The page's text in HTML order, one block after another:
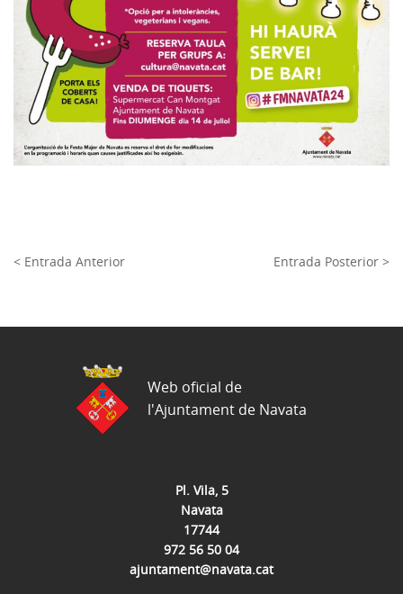
< Entrada Anterior Entrada Posterior >
Pl. Vila, 5
Navata
17744
972 56 50 04
ajuntament@navata.cat
Web oficial de
l'Ajuntament de Navata